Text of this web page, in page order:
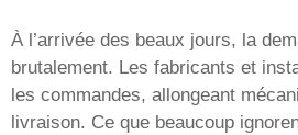
À l’arrivée des beaux jours, la
brutalement. Les fabricants et
les commandes, allongeant
livraison. Ce que beaucoup